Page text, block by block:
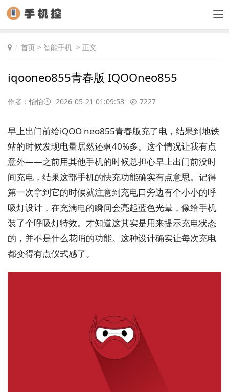
首页 > 智能手机 > 正文
iqooneo855青春版 IQOOneo855
作者：怡怡 2026-05-21 01:09:53 7227
早上出门前给iQOO neo855青春版充了电，结果到地铁
站的时候发现电量居然还剩40%多。这个情况让我有点
意外——之前用其他手机的时候总担心早上出门前没时
间充电，结果这部手机的快充功能确实有点意思。记得
第一次拿到它的时候就注意到充电口旁边有个小小的呼
吸灯设计，在充满电的瞬间会亮起蓝色光晕，像给手机
装了个呼吸灯特效。才知道这其实是用来提示充电状态
的，并不是什么花哨的功能。这种设计确实让每次充电
都变得有点仪式感了。